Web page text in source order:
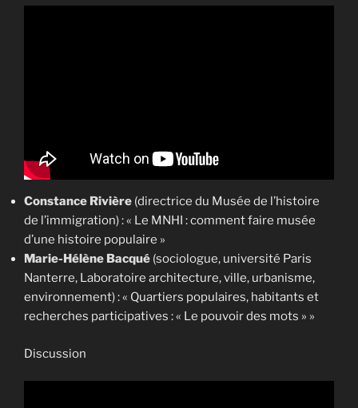
Constance Rivière (directrice du Musée de l’histoire
de l’immigration) : « Le MNHI : comment faire musée
d’une histoire populaire »
Marie-Hélène Bacqué (sociologue, université Paris
Nanterre, Laboratoire architecture, ville, urbanisme,
environnement) : « Quartiers populaires, habitants et
recherches participatives : « Le pouvoir des mots » »
Discussion